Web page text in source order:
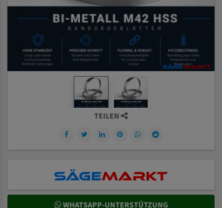
TEILEN
WHATSAPP-UNTERSTÜTZUNG